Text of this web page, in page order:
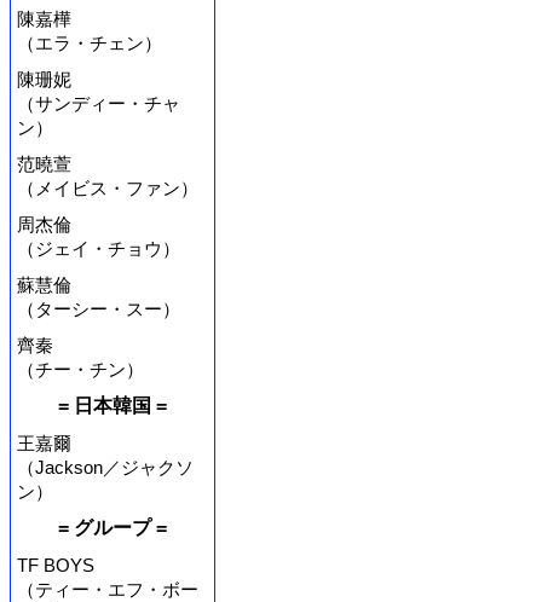
陳嘉樺
（エラ・チェン）
陳珊妮
（サンディー・チャ
ン）
范曉萱
（メイビス・ファン）
周杰倫
（ジェイ・チョウ）
蘇慧倫
（ターシー・スー）
齊秦
（チー・チン）
= 日本韓国 =
王嘉爾
（Jackson／ジャクソ
ン）
= グループ =
TF BOYS
（ティー・エフ・ボー